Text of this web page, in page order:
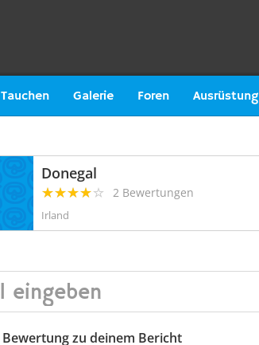
Tauchen Galerie Foren Ausrüstung
Donegal
2 Bewertungen
Irland
Bewertung zu deinem Bericht